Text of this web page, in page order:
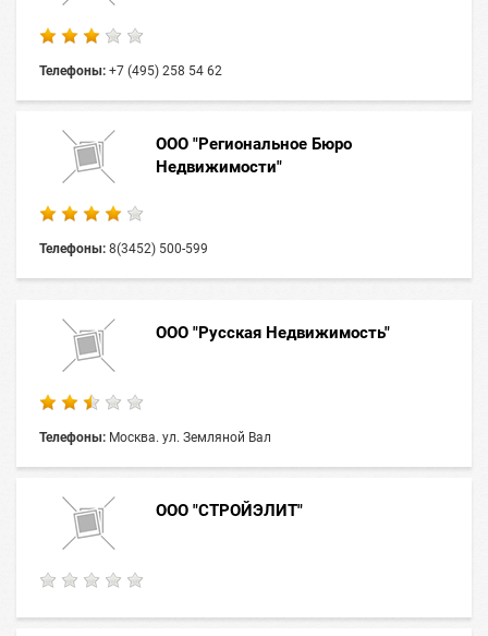
Телефоны: +7 (495) 258 54 62
ООО "Региональное Бюро
Недвижимости"
Телефоны: 8(3452) 500-599
ООО "Русская Недвижимость"
Телефоны: Москва. ул. Земляной Вал
ООО "СТРОЙЭЛИТ"